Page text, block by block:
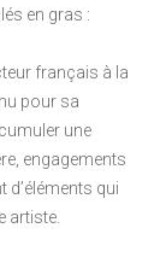
en gras :
français à la
pour sa
une
engagements
qui
artiste.